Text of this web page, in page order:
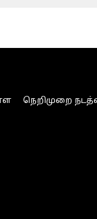
நெறிமுறை